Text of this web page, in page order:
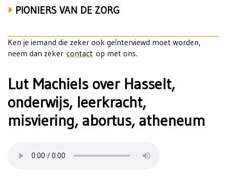
PIONIERS VAN DE ZORG
Ken je iemand die zeker ook geïnterviewd moet worden,
neem dan zeker contact op met ons.
Lut Machiels over Hasselt,
onderwijs, leerkracht,
misviering, abortus, atheneum